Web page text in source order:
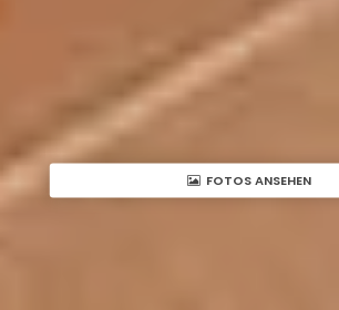
FOTOS ANSEHEN